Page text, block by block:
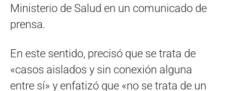
Ministerio de Salud en un comunicado de
prensa.
En este sentido, precisó que se trata de
«casos aislados y sin conexión alguna
entre sí» y enfatizó que «no se trata de un